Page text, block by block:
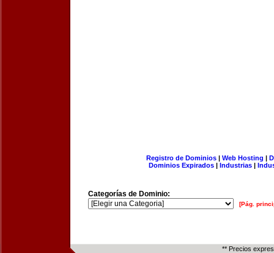
Registro de Dominios| Web Hosting |
Dominios Expirados | Industrias |
Categorías de Dominio:
[Pág.
** Precios